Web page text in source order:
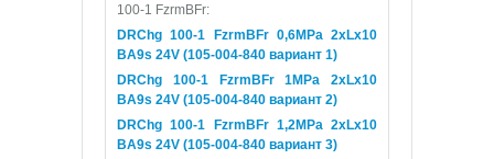
100-1 FzrmBFr:
DRChg 100-1 FzrmBFr 0,6МРа 2xLx10
BA9s 24V (105-004-840 вариант 1)
DRChg 100-1 FzrmBFr 1МРа 2xLx10
BA9s 24V (105-004-840 вариант 2)
DRChg 100-1 FzrmBFr 1,2МРа 2xLx10
BA9s 24V (105-004-840 вариант 3)